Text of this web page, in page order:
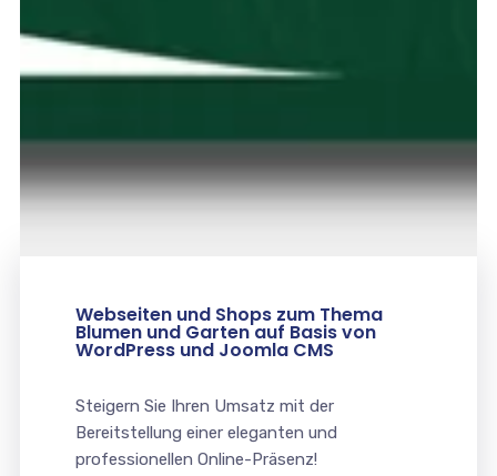
Webseiten und Shops zum Thema
Blumen und Garten auf Basis von
WordPress und Joomla CMS
Steigern Sie Ihren Umsatz mit der
Bereitstellung einer eleganten und
professionellen Online-Präsenz!